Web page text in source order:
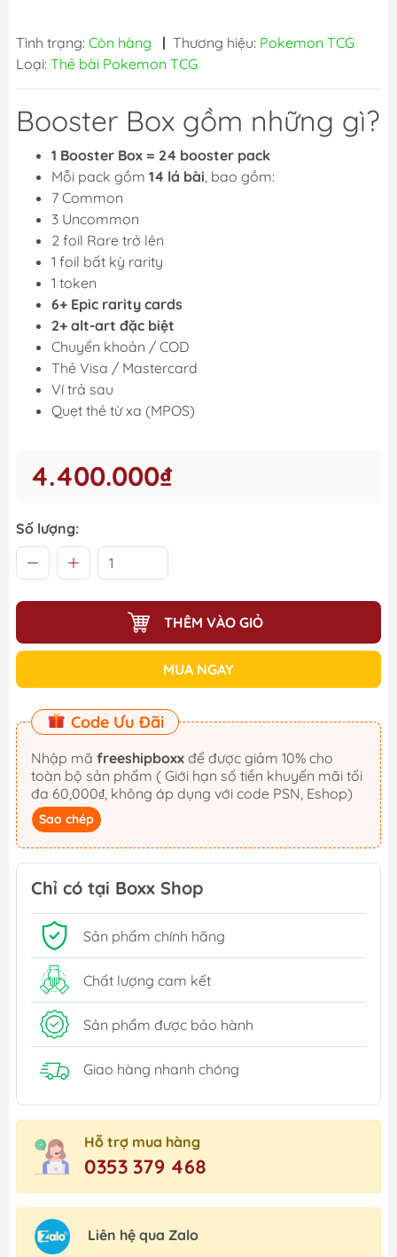
Tình trạng: Còn hàng | Thương hiệu: Pokemon TCG
Loại: Thẻ bài Pokemon TCG
Booster Box gồm những gì?
1 Booster Box = 24 booster pack
Mỗi pack gồm 14 lá bài, bao gồm:
7 Common
3 Uncommon
2 foil Rare trở lên
1 foil bất kỳ rarity
1 token
6+ Epic rarity cards
2+ alt-art đặc biệt
Chuyển khoản / COD
Thẻ Visa / Mastercard
Ví trả sau
Quẹt thẻ từ xa (MPOS)
4.400.000₫
Số lượng:
THÊM VÀO GIỎ
MUA NGAY
Code Ưu Đãi
Nhập mã freeshipboxx
toàn bộ sản phẩm ( Giới hạn số tiền khuyến mãi tối
đa 60,000₫, không áp dụng với code PSN, Eshop)
Sao chép
Chỉ có tại Boxx Shop
Sản phẩm chính hãng
Chất lượng cam kết
Sản phẩm được bảo hành
Giao hàng nhanh chóng
Hỗ trợ mua hàng
0353 379 468
Liên hệ qua Zalo